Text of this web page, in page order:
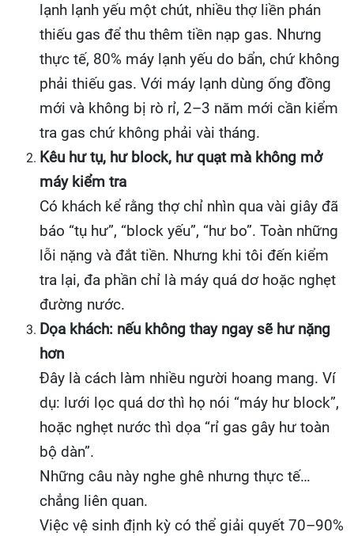
lạnh lạnh yếu một chút, nhiều thợ liền phán
thiếu gas để thu thêm tiền nạp gas. Nhưng
thực tế, 80% máy lạnh yếu do bẩn, chứ không
phải thiếu gas. Với máy lạnh dùng ống đồng
mới và không bị rò rỉ, 2–3 năm mới cần kiểm
tra gas chứ không phải vài tháng.
Kêu hư tụ, hư block, hư quạt mà không mở
máy kiểm tra
Có khách kể rằng thợ chỉ nhìn qua vài giây đã
báo “tụ hư”, “block yếu”, “hư bo”. Toàn những
lỗi nặng và đắt tiền. Nhưng khi tôi đến kiểm
tra lại, đa phần chỉ là máy quá dơ hoặc nghẹt
đường nước.
Dọa khách: nếu không thay ngay sẽ hư nặng
hơn
Đây là cách làm nhiều người hoang mang. Ví
dụ: lưới lọc quá dơ thì họ nói “máy hư block”,
hoặc nghẹt nước thì dọa “rỉ gas gây hư toàn
bộ dàn”.
Những câu này nghe ghê nhưng thực tế…
chẳng liên quan.
Việc vệ sinh định kỳ có thể giải quyết 70–90%